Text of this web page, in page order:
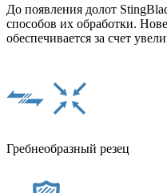
До появления долот
способов их обработки.
обеспечивается за счет
Гребнеобразный резец